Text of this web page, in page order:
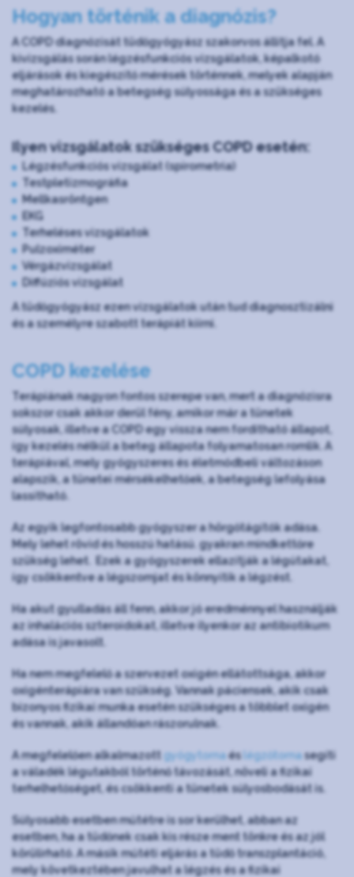
Hogyan történik a diagnózis?
A COPD diagnózisát tüdőgyógyász szakorvos állítja fel. A
kivizsgálás során légzésfunkciós vizsgálatok, képalkotó
eljárások és kiegészítő mérések történnek, melyek alapján
meghatározható a betegség súlyossága és a szükséges
kezelés.
Ilyen vizsgálatok szükséges COPD esetén:
Légzésfunkciós vizsgálat (spirometria)
Testpletizmográfia
Mellkasröntgen
EKG
Terheléses vizsgálatok
Pulzoximéter
Vérgázvizsgálat
Diffúziós vizsgálat
A tüdőgyógyász ezen vizsgálatok után tud diagnosztizálni
és a személyre szabott terápiát kiírni.
COPD kezelése
Terápiának nagyon fontos szerepe van, mert a diagnózisra
sokszor csak akkor derül fény, amikor már a tünetek
súlyosak, illetve a COPD egy vissza nem fordítható állapot,
így kezelés nélkül a beteg állapota folyamatosan romlik. A
terápiával, mely gyógyszeres és életmódbeli változáson
alapszik, a tünetei mérsékelhetőek, a betegség lefolyása
lassítható.
Az egyik legfontosabb gyógyszer a hörgőtágítók adása.
Mely lehet rövid és hosszú hatású. gyakran mindkettőre
szükség lehet. Ezek a gyógyszerek ellazítják a légútakat,
így csökkentve a légszomjat és könnyítik a légzést.
Ha akut gyulladás áll fenn, akkor jó eredménnyel használják
az inhalációs szteroidokat, illetve ilyenkor az antibiotikum
adása is javasolt.
Ha nem megfelelő a szervezet oxigén ellátottsága, akkor
oxigénterápiára van szükség. Vannak páciensek, akik csak
bizonyos fizikai munka esetén szükséges a többlet oxigén
és vannak, akik állandóan rászorulnak.
A megfelelően alkalmazott gyógytornaés légzőtornasegíti
a váladék légutakból történő távozását, növeli a fizikai
terhelhetőséget, és csökkenti a tünetek súlyosbodását is.
Súlyosabb esetben műtétre is sor kerülhet, abban az
esetben, ha a tüdőnek csak kis része ment tönkre és az jól
körülírható. A másik műtéti eljárás a tüdő transzplantáció,
mely következtében javulhat a légzés és a fizikai